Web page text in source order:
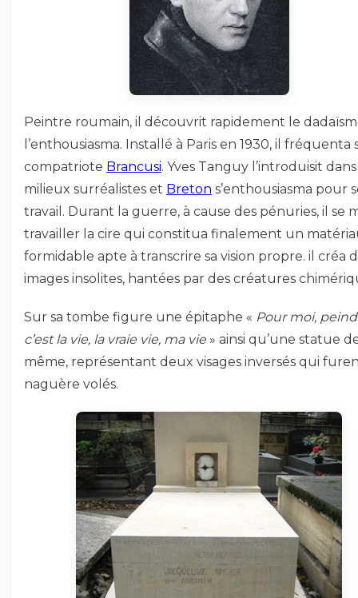
Peintre roumain, il découvrit rapidement le
l’enthousiasma. Installé à Paris en 1930, il fréquenta
compatriote Brancusi. Yves Tanguy l’introduisit
milieux surréalistes et Breton s’enthousiasma pour
travail. Durant la guerre, à cause des pénuries, il se
travailler la cire qui constitua finalement un
formidable apte à transcrire sa vision propre. il créa
images insolites, hantées par des créatures
Sur sa tombe figure une épitaphe « Pour moi,
c’est la vie, la vraie vie, ma vie » ainsi qu’une statue
même, représentant deux visages inversés qui
naguère volés.